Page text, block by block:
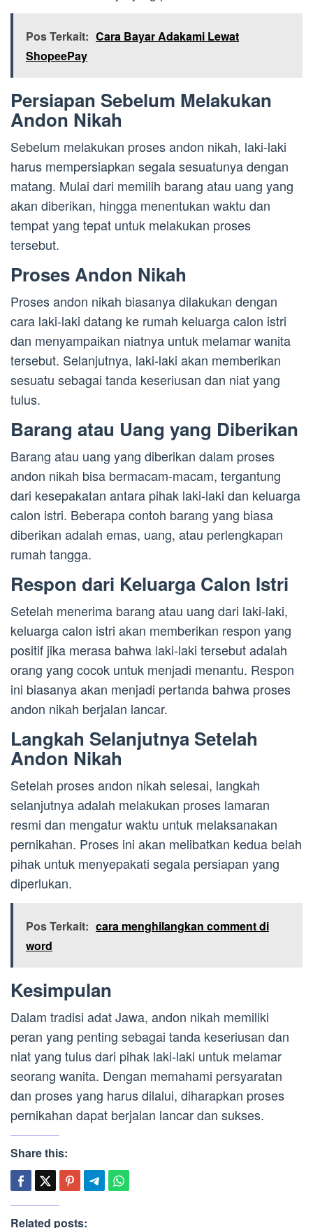
Pos Terkait: Cara Bayar Adakami Lewat
ShopeePay
Persiapan Sebelum Melakukan
Andon Nikah
Sebelum melakukan proses andon nikah, laki-laki
harus mempersiapkan segala sesuatunya dengan
matang. Mulai dari memilih barang atau uang yang
akan diberikan, hingga menentukan waktu dan
tempat yang tepat untuk melakukan proses
tersebut.
Proses Andon Nikah
Proses andon nikah biasanya dilakukan dengan
cara laki-laki datang ke rumah keluarga calon istri
dan menyampaikan niatnya untuk melamar wanita
tersebut. Selanjutnya, laki-laki akan memberikan
sesuatu sebagai tanda keseriusan dan niat yang
tulus.
Barang atau Uang yang Diberikan
Barang atau uang yang diberikan dalam proses
andon nikah bisa bermacam-macam, tergantung
dari kesepakatan antara pihak laki-laki dan keluarga
calon istri. Beberapa contoh barang yang biasa
diberikan adalah emas, uang, atau perlengkapan
rumah tangga.
Respon dari Keluarga Calon Istri
Setelah menerima barang atau uang dari laki-laki,
keluarga calon istri akan memberikan respon yang
positif jika merasa bahwa laki-laki tersebut adalah
orang yang cocok untuk menjadi menantu. Respon
ini biasanya akan menjadi pertanda bahwa proses
andon nikah berjalan lancar.
Langkah Selanjutnya Setelah
Andon Nikah
Setelah proses andon nikah selesai, langkah
selanjutnya adalah melakukan proses lamaran
resmi dan mengatur waktu untuk melaksanakan
pernikahan. Proses ini akan melibatkan kedua belah
pihak untuk menyepakati segala persiapan yang
diperlukan.
Pos Terkait: cara menghilangkan comment di
word
Kesimpulan
Dalam tradisi adat Jawa, andon nikah memiliki
peran yang penting sebagai tanda keseriusan dan
niat yang tulus dari pihak laki-laki untuk melamar
seorang wanita. Dengan memahami persyaratan
dan proses yang harus dilalui, diharapkan proses
pernikahan dapat berjalan lancar dan sukses.
Share this:
Related posts: